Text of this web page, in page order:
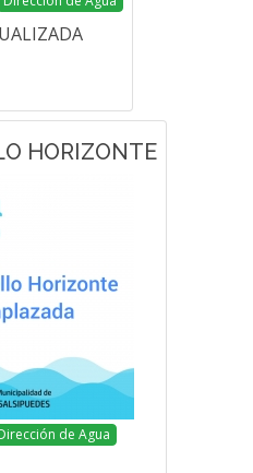
HORIZONTE
de Agua